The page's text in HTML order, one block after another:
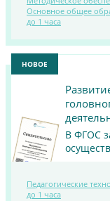
Основное общее
до 1 часа
НОВОЕ
В ФГОС
Педагогические
до 1 часа